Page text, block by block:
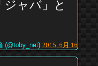
ャバ」と
(@toby_net) 2015, 6月 16